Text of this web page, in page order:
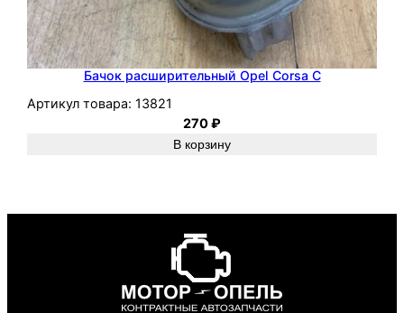
Бачок расширительный Opel Corsa C
Артикул товара: 13821
270₽
В корзину